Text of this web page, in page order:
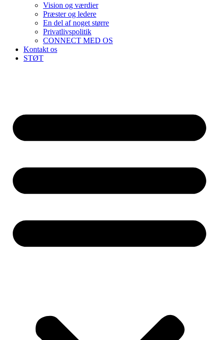
Vision og værdier
Præster og ledere
En del af noget større
Privatlivspolitik
CONNECT MED OS
Kontakt os
STØT